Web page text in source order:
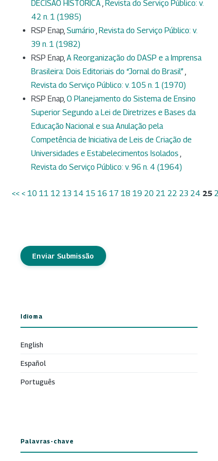
DECISÃO HISTÓRICA, Revista do Serviço Público: v.
42 n. 1 (1985)
RSP Enap, Sumário , Revista do Serviço Público: v.
39 n. 1 (1982)
RSP Enap, A Reorganização do DASP e a Imprensa
Brasileira: Dois Editoriais do “Jornal do Brasil” ,
Revista do Serviço Público: v. 105 n. 1 (1970)
RSP Enap, O Planejamento do Sistema de Ensino
Superior Segundo a Lei de Diretrizes e Bases da
Educação Nacional e sua Anulação pela
Competência de Iniciativa de Leis de Criação de
Universidades e Estabelecimentos Isolados ,
Revista do Serviço Público: v. 96 n. 4 (1964)
<< < 10 11 12 13 14 15 16 17 18 19 20 21 22 23 24 25
Enviar Submissão
Idioma
English
Español
Português
Palavras-chave